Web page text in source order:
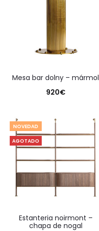
mesa bar dolny – mármol
920€
NOVEDAD
AGOTADO
estanteria noirmont –
chapa de nogal